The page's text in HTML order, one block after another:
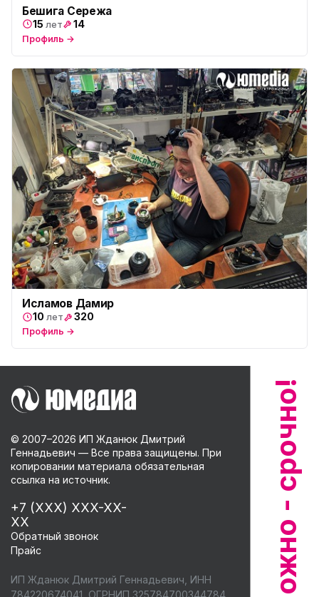
Бешига Сережа
15 лет 14
Профиль →
Исламов Дамир
10 лет 320
Профиль →
© 2007–2026 ИП Жданюк Дмитрий
Геннадьевич — Все права защищены. При
копировании материала обязательная
ссылка на источник.
+7 (XXX) XXX-XX-
XX
Обратный звонок
Прайс
ИП Жданюк Дмитрий Геннадьевич, ИНН